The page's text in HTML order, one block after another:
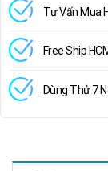
Tư Vấn Mua
Free Ship
Dùng Thử 7